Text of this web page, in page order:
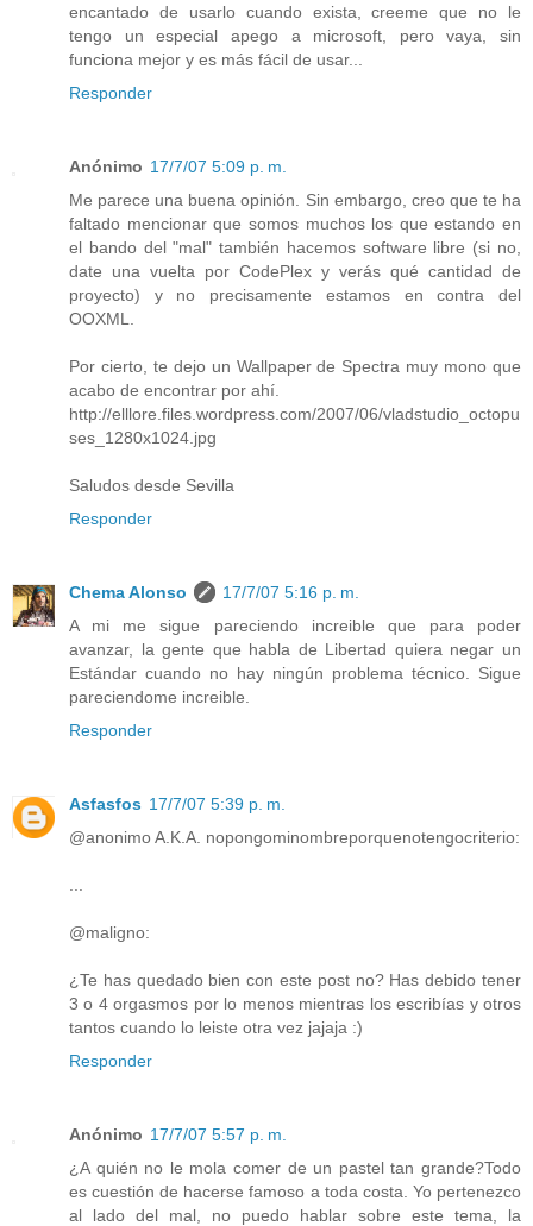
encantado de usarlo cuando exista, creeme que no le
tengo un especial apego a microsoft, pero vaya, sin
funciona mejor y es más fácil de usar...
Responder
Anónimo 17/7/07 5:09 p. m.
Me parece una buena opinión. Sin embargo, creo que te ha
faltado mencionar que somos muchos los que estando en
el bando del "mal" también hacemos software libre (si no,
date una vuelta por CodePlex y verás qué cantidad de
proyecto) y no precisamente estamos en contra del
OOXML.
Por cierto, te dejo un Wallpaper de Spectra muy mono que
acabo de encontrar por ahí.
http://elllore.files.wordpress.com/2007/06/vladstudio_octopu
ses_1280x1024.jpg
Saludos desde Sevilla
Responder
Chema Alonso
17/7/07 5:16 p. m.
A mi me sigue pareciendo increible que para poder
avanzar, la gente que habla de Libertad quiera negar un
Estándar cuando no hay ningún problema técnico. Sigue
pareciendome increible.
Responder
Asfasfos 17/7/07 5:39 p. m.
@anonimo A.K.A. nopongominombreporquenotengocriterio:
@maligno:
¿Te has quedado bien con este post no? Has debido tener
3 o 4 orgasmos por lo menos mientras los escribías y otros
tantos cuando lo leiste otra vez jajaja :)
Responder
Anónimo 17/7/07 5:57 p. m.
¿A quién no le mola comer de un pastel tan grande?Todo
es cuestión de hacerse famoso a toda costa. Yo pertenezco
al lado del mal, no puedo hablar sobre este tema, la